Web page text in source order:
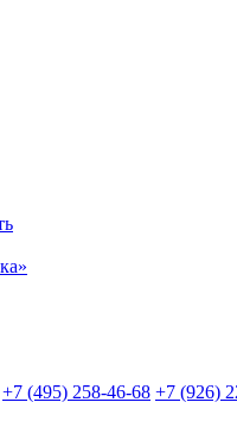
+7 (495) 258-46-68 +7 (926)